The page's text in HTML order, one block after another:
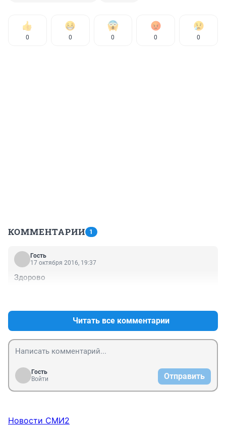
0 0 0 0 0
КОММЕНТАРИИ 1
Гость
17 октября 2016, 19:37
Здорово
Читать все комментарии
Гость
Войти
Отправить
Новости СМИ2